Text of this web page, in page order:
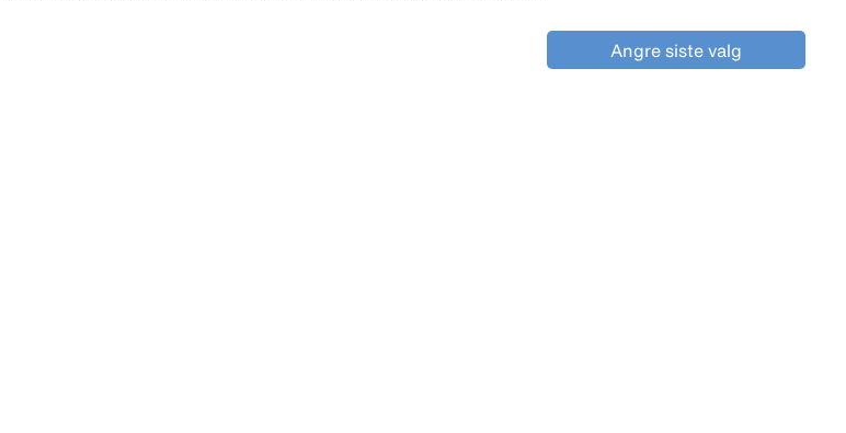
Angre siste valg